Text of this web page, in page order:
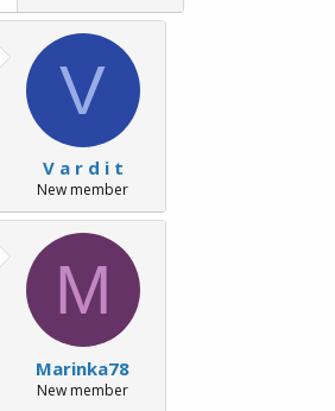
V
V a r d i t
New member
M
Marinka78
New member